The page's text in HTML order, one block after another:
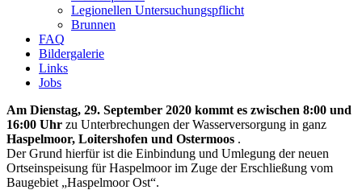
Legionellen Untersuchungspflicht
Brunnen
FAQ
Bildergalerie
Links
Jobs
Am Dienstag, 29. September 2020 kommt es zwischen 8:00 und
16:00 Uhr zu Unterbrechungen der Wasserversorgung in ganz
Haspelmoor, Loitershofen und Ostermoos .
Der Grund hierfür ist die Einbindung und Umlegung der neuen
Ortseinspeisung für Haspelmoor im Zuge der Erschließung vom
Baugebiet „Haspelmoor Ost“.